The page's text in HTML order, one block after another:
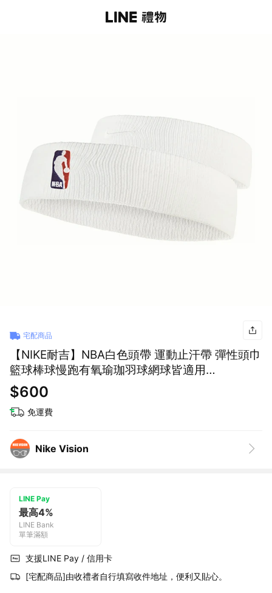
宅配商品
【NIKE耐吉】NBA白色頭帶 運動止汗帶 彈性頭巾
籃球棒球慢跑有氧瑜珈羽球網球皆適用
(NKN02100OS / AC9681100) 生日禮物 男友禮
物 情侶禮物 NBA頭帶
$600
免運費
Nike Vision
LINE Pay
最高4%
LINE Bank
單筆滿額
支援LINE Pay / 信用卡
[宅配商品]由收禮者自行填寫收件地址，便利又貼心。